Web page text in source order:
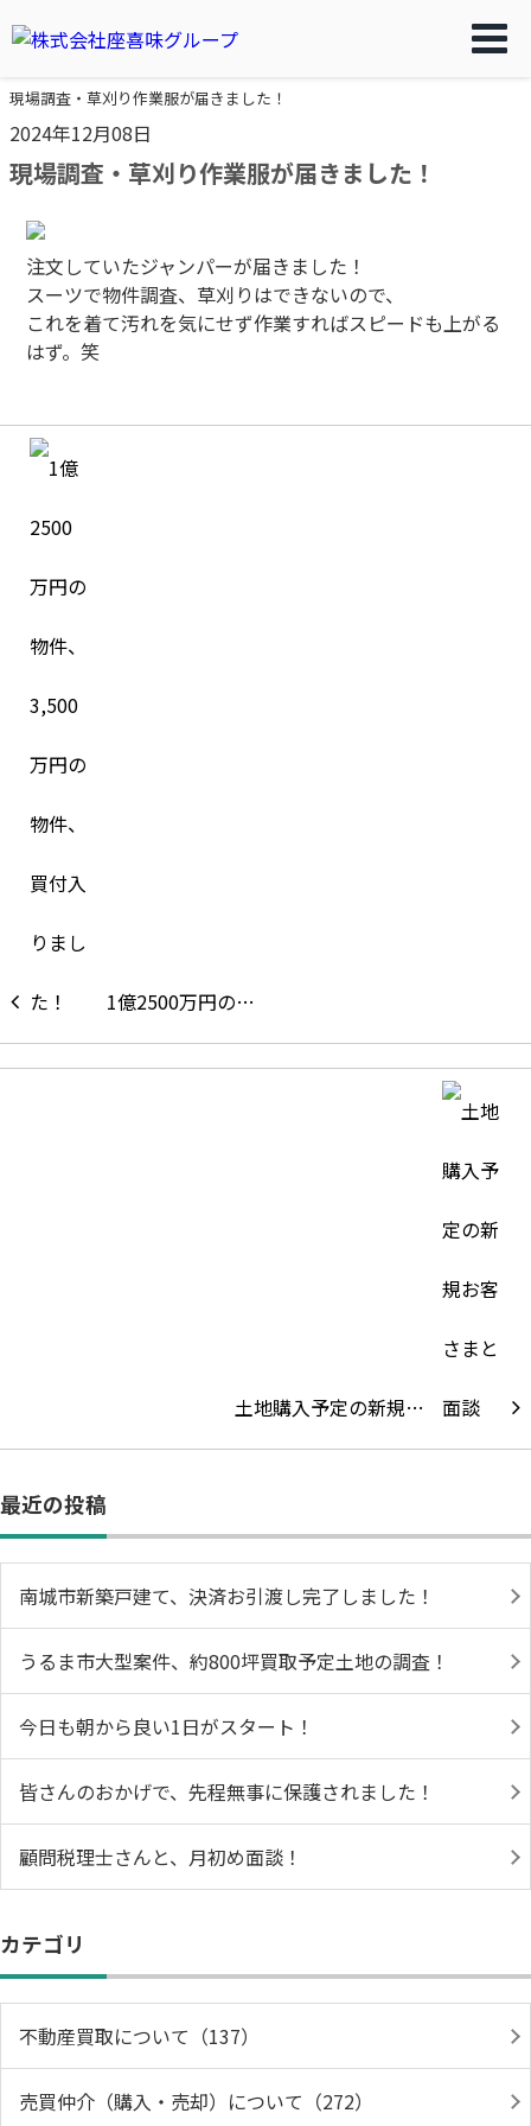
現場調査・草刈り作業服が届きました！
2024年12月08日
現場調査・草刈り作業服が届きました！
注文していたジャンパーが届きました！
スーツで物件調査、草刈りはできないので、
これを着て汚れを気にせず作業すればスピードも上がる
はず。笑
1億2500万円の…
土地購入予定の新規…
最近の投稿
南城市新築戸建て、決済お引渡し完了しました！
うるま市大型案件、約800坪買取予定土地の調査！
今日も朝から良い1日がスタート！
皆さんのおかげで、先程無事に保護されました！
顧問税理士さんと、月初め面談！
カテゴリ
不動産買取について（137）
売買仲介（購入・売却）について（272）